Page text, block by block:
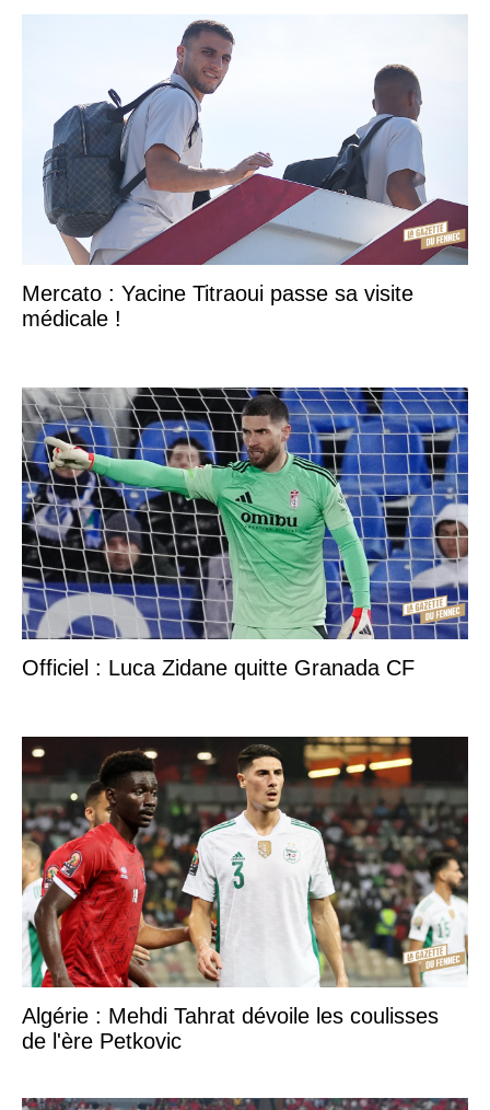
Mercato : Yacine Titraoui passe sa visite
médicale !
Officiel : Luca Zidane quitte Granada CF
Algérie : Mehdi Tahrat dévoile les coulisses
de l'ère Petkovic